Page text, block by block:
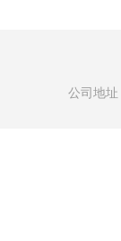
公司地